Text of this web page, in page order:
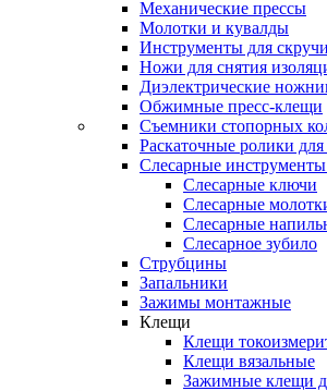
Механические прессы
Молотки и кувалды
Инструменты для
Ножи для снятия
Диэлектрические
Обжимные пресс-клещи
Съемники стопорных
Раскаточные ролики для
Слесарные
Слесарные ключи
Слесарные
Слесарные
Слесарное зубило
Струбцины
Запальники
Зажимы монтажные
Клещи
Клещи
Клещи вязальные
Зажимные клещи